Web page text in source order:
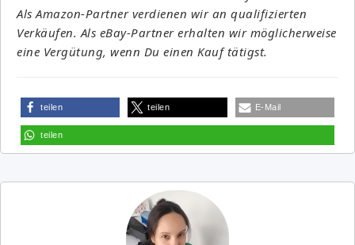
Als Amazon-Partner verdienen wir an qualifizierten
Verkäufen. Als eBay-Partner erhalten wir möglicherweise
eine Vergütung, wenn Du einen Kauf tätigst.
teilen teilen E-Mail
teilen